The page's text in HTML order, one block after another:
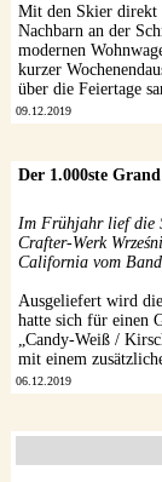
Mit den Skier direkt
Nachbarn an der
modernen
kurzer
über die Feiertage
09.12.2019
Der 1.000ste
Im Frühjahr lief die
Crafter-Werk
California vom Band.
Ausgeliefert wird
hatte sich für einen
„Candy-Weiß /
mit einem
06.12.2019